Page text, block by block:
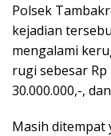
Polsek
kejadian
mengalami
rugi sebesar Rp
30.000.000,-,
Masih ditempat